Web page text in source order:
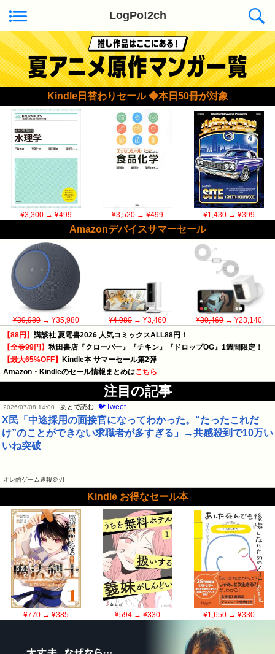
LogPo!2ch
Kindle日替わりセール ◆本日50冊が対象
¥3,300→ ¥499 ¥3,520→ ¥499 ¥1,430→ ¥399
Amazonデバイスサマーセール
¥39,980→ ¥35,980 ¥4,980→ ¥3,460 ¥30,460→ ¥23,140
【88円】 講談社 夏電書2026 人気コミックスALL88円！
【全巻99円】 秋田書店『クローバー』『チキン』『ドロップOG』1週間限定！
【最大65%OFF】 Kindle本 サマーセール第2弾
Amazon・Kindleのセール情報まとめはこちら
注目の記事
2026/07/08 14:00 あとで読む 🐦Tweet
X民「中途採用の面接官になってわかった。“たったこれだ
け”のことができない求職者が多すぎる」→共感殺到で10万い
いね突破
オレ的ゲーム速報＠刃
Kindle お得なセール本
¥770→ ¥385 ¥594→ ¥330 ¥1,650→ ¥330